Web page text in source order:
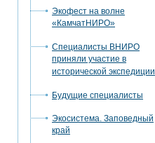
Экофест на волне
«КамчатНИРО»
Специалисты ВНИРО
приняли участие в
исторической экспедиции
Будущие специалисты
Экосистема. Заповедный
край